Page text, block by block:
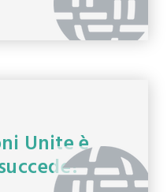
Unite è